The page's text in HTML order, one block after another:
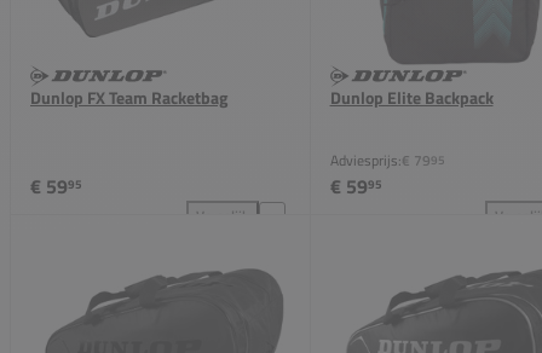
Dunlop FX Team Racketbag
€ 5995
Vergelijk
Dunlop Elite Backpack
Adviesprijs:€ 7995
€ 5995